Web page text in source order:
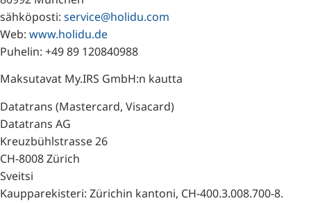
sähköposti: service@holidu.com
Web: www.holidu.de
Puhelin: +49 89 120840988
Maksutavat My.IRS GmbH:n kautta
Datatrans (Mastercard, Visacard)
Datatrans AG
Kreuzbühlstrasse 26
CH-8008 Zürich
Sveitsi
Kaupparekisteri: Zürichin kantoni, CH-400.3.008.700-8.